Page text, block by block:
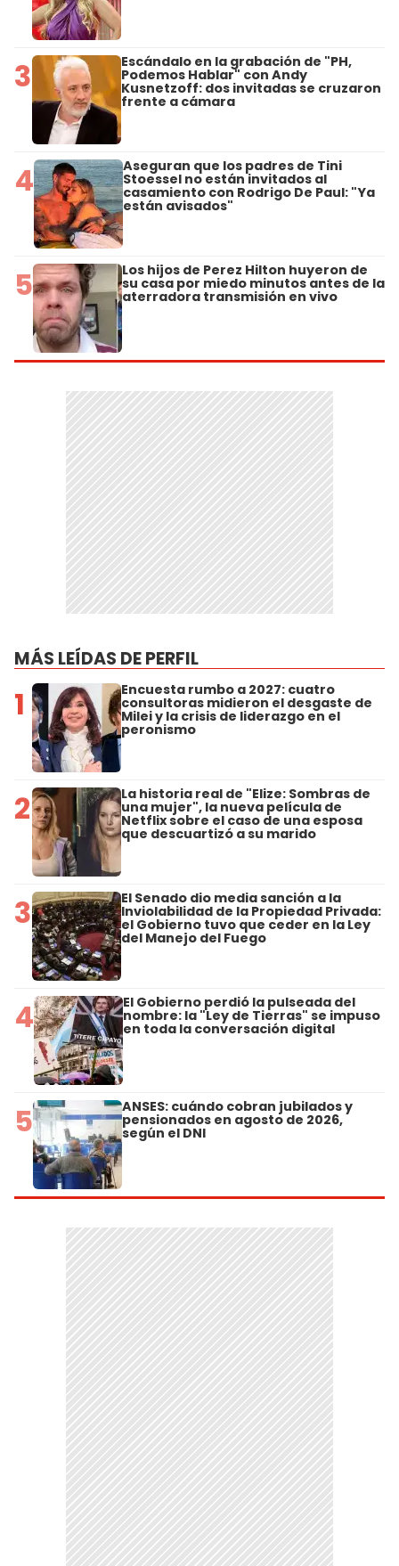
3 Escándalo en la grabación de "PH,
Podemos Hablar" con Andy
Kusnetzoff: dos invitadas se cruzaron
frente a cámara
4 Aseguran que los padres de Tini
Stoessel no están invitados al
casamiento con Rodrigo De Paul: "Ya
están avisados"
5 Los hijos de Perez Hilton huyeron de
su casa por miedo minutos antes de la
aterradora transmisión en vivo
MÁS LEÍDAS DE PERFIL
1 Encuesta rumbo a 2027: cuatro
consultoras midieron el desgaste de
Milei y la crisis de liderazgo en el
peronismo
2 La historia real de "Elize: Sombras de
una mujer", la nueva película de
Netflix sobre el caso de una esposa
que descuartizó a su marido
3 El Senado dio media sanción a la
Inviolabilidad de la Propiedad Privada:
el Gobierno tuvo que ceder en la Ley
del Manejo del Fuego
4 El Gobierno perdió la pulseada del
nombre: la "Ley de Tierras" se impuso
en toda la conversación digital
5 ANSES: cuándo cobran jubilados y
pensionados en agosto de 2026,
según el DNI